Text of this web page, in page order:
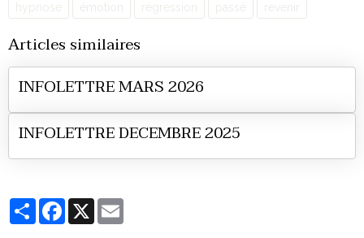
hypnose émotion régression passé revenir
Articles similaires
INFOLETTRE MARS 2026
INFOLETTRE DECEMBRE 2025
PartagerFacebook
X